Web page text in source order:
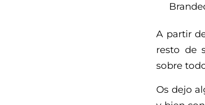
A partir
resto de
sobre
Os dejo